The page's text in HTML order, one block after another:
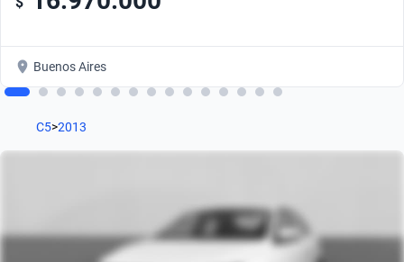
Buenos Aires
C5>2013